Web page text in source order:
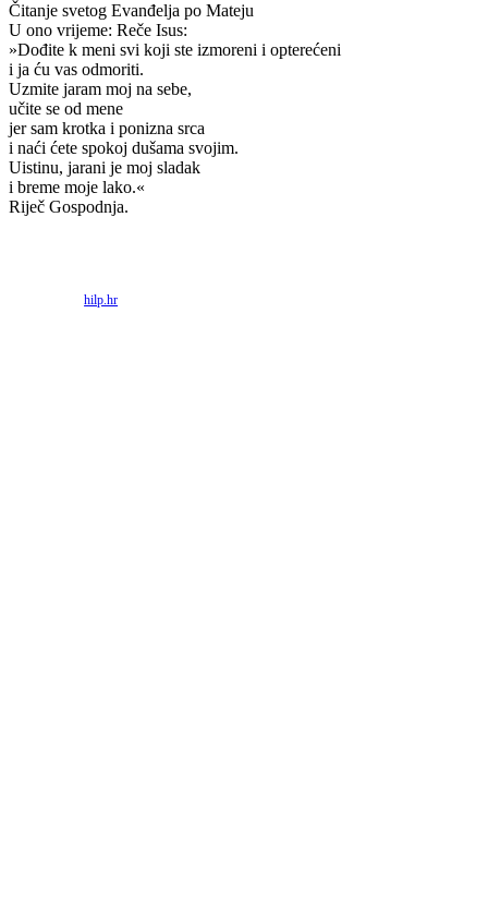
Čitanje svetog Evanđelja po Mateju
U ono vrijeme: Reče Isus:
»Dođite k meni svi koji ste izmoreni i opterećeni
i ja ću vas odmoriti.
Uzmite jaram moj na sebe,
učite se od mene
jer sam krotka i ponizna srca
i naći ćete spokoj dušama svojim.
Uistinu, jarani je moj sladak
i breme moje lako.«
Riječ Gospodnja.
Izvor:hilp.hr